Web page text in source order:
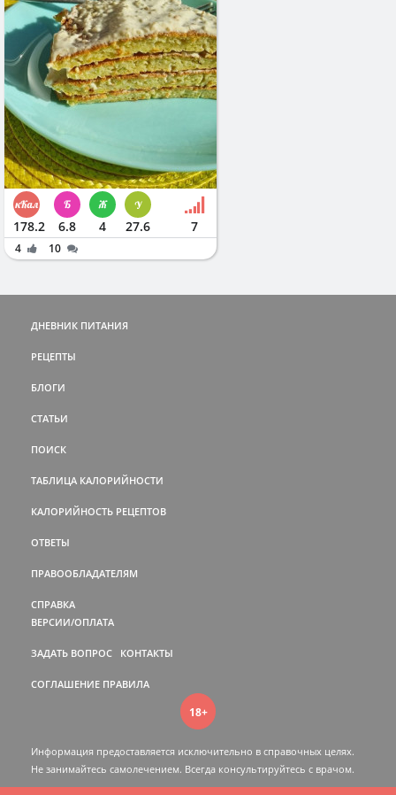
178.2 6.8 4 27.6 7
4 10
ДНЕВНИК ПИТАНИЯ
РЕЦЕПТЫ
БЛОГИ
СТАТЬИ
ПОИСК
ТАБЛИЦА КАЛОРИЙНОСТИ
КАЛОРИЙНОСТЬ РЕЦЕПТОВ
ОТВЕТЫ
ПРАВООБЛАДАТЕЛЯМ
СПРАВКА
ВЕРСИИ/ОПЛАТА
ЗАДАТЬ ВОПРОС КОНТАКТЫ
СОГЛАШЕНИЕ ПРАВИЛА
18+
Информация предоставляется исключительно в справочных целях.
Не занимайтесь самолечением. Всегда консультируйтесь c врачом.